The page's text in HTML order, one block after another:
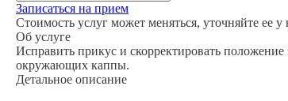
Записаться на прием
Стоимость услуг может меняться, уточняйте ее
Об услуге
Исправить прикус и скорректировать
окружающих каппы.
Детальное описание